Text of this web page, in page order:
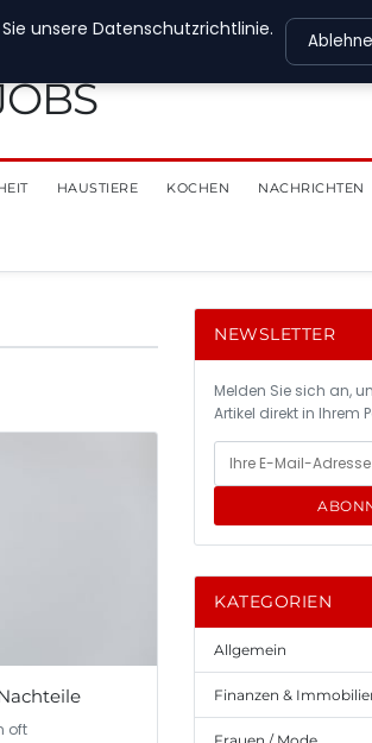
HAUSTIERE KOCHEN NACHRICHTEN
oft
NEWSLETTER
Melden Sie sich an,
Artikel direkt in Ihrem
KATEGORIEN
Allgemein
Finanzen &
unsere Datenschutzrichtlinie.